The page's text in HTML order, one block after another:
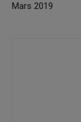
Mars 2019